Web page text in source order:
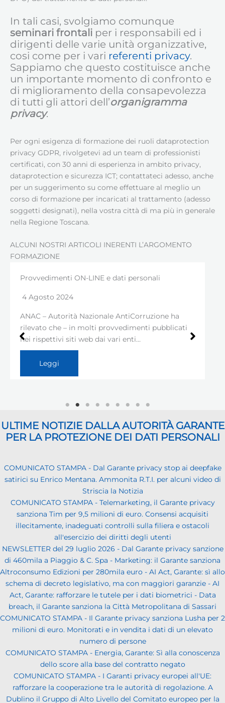
In tali casi, svolgiamo comunque
seminari frontali per i responsabili ed i
dirigenti delle varie unità organizzative,
cosi come per i vari referenti privacy.
Sappiamo che questo costituisce anche
un importante momento di confronto e
di miglioramento della consapevolezza
di tutti gli attori dell’organigramma
privacy.
Per ogni esigenza di formazione dei ruoli dataprotection
privacy GDPR, rivolgetevi ad un team di professionisti
certificati, con 30 anni di esperienza in ambito privacy,
dataprotection e sicurezza ICT; contattateci adesso, anche
per un suggerimento su come effettuare al meglio un
corso di formazione per incaricati al trattamento (adesso
soggetti designati), nella vostra città di ma più in generale
nella Regione Toscana.
ALCUNI NOSTRI ARTICOLI INERENTI L’ARGOMENTO
FORMAZIONE
personali
ha
pubblicati
enti…
Protocollo anti-COVID e privacy
Come sappiamo, le aziende e le
ripresa della loro operatività,
uno specifico protocollo di
ULTIME NOTIZIE DALLA AUTORITÀ GARANTE
PER LA PROTEZIONE DEI DATI PERSONALI
COMUNICATO STAMPA - Dal Garante privacy stop ai deepfake
satirici su Enrico Mentana. Ammonita R.T.I. per alcuni video di
Striscia la Notizia
COMUNICATO STAMPA - Telemarketing, il Garante privacy
sanziona Tim per 9,5 milioni di euro. Consensi acquisiti
illecitamente, inadeguati controlli sulla filiera e ostacoli
all'esercizio dei diritti degli utenti
NEWSLETTER del 29 luglio 2026 - Dal Garante privacy sanzione
di 460mila a Piaggio & C. Spa - Marketing: il Garante sanziona
Altroconsumo Edizioni per 280mila euro - AI Act, Garante: sì allo
schema di decreto legislativo, ma con maggiori garanzie - AI
Act, Garante: rafforzare le tutele per i dati biometrici - Data
breach, il Garante sanziona la Città Metropolitana di Sassari
COMUNICATO STAMPA - Il Garante privacy sanziona Lusha per 2
milioni di euro. Monitorati e in vendita i dati di un elevato
numero di persone
COMUNICATO STAMPA - Energia, Garante: Sì alla conoscenza
dello score alla base del contratto negato
COMUNICATO STAMPA - I Garanti privacy europei all'UE:
rafforzare la cooperazione tra le autorità di regolazione. A
Dublino il Gruppo di Alto Livello del Comitato europeo per la